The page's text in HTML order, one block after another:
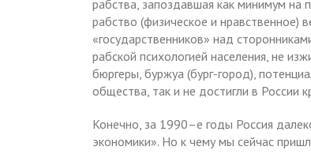
рабства, запоздавшая как минимум на
рабство (физическое и нравственное)
«государственников» над
рабской психологией населения, не
бюргеры, буржуа (бург-город),
общества, так и не достигли в России
Конечно, за 1990–е годы Россия
экономики». Но к чему мы сейчас